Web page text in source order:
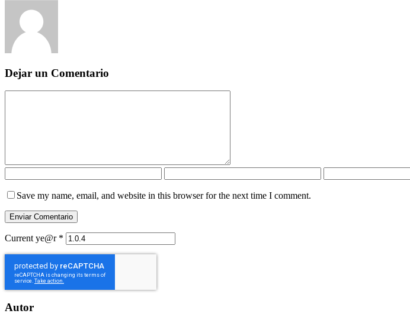
Dejar un Comentario
Save my name, email, and website in this browser for the next time I comment.
Current ye@r *
Autor